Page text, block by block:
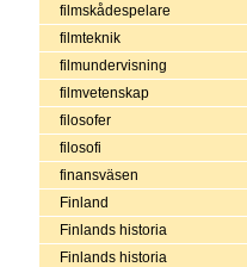
filmskådespelare
filmteknik
filmundervisning
filmvetenskap
filosofer
filosofi
finansväsen
Finland
Finlands historia
Finlands historia